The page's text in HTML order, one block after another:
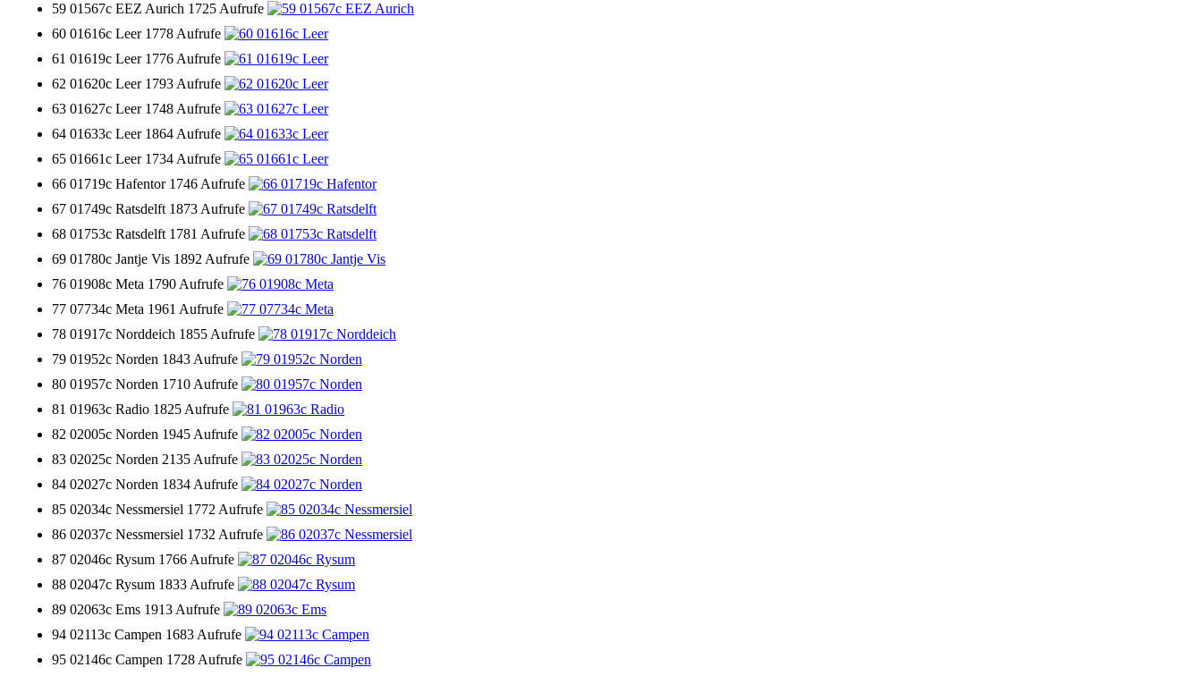
59 01567c EEZ Aurich 1725 Aufrufe
60 01616c Leer 1778 Aufrufe
61 01619c Leer 1776 Aufrufe
62 01620c Leer 1793 Aufrufe
63 01627c Leer 1748 Aufrufe
64 01633c Leer 1864 Aufrufe
65 01661c Leer 1734 Aufrufe
66 01719c Hafentor 1746 Aufrufe
67 01749c Ratsdelft 1873 Aufrufe
68 01753c Ratsdelft 1781 Aufrufe
69 01780c Jantje Vis 1892 Aufrufe
76 01908c Meta 1790 Aufrufe
77 07734c Meta 1961 Aufrufe
78 01917c Norddeich 1855 Aufrufe
79 01952c Norden 1843 Aufrufe
80 01957c Norden 1710 Aufrufe
81 01963c Radio 1825 Aufrufe
82 02005c Norden 1945 Aufrufe
83 02025c Norden 2135 Aufrufe
84 02027c Norden 1834 Aufrufe
85 02034c Nessmersiel 1772 Aufrufe
86 02037c Nessmersiel 1732 Aufrufe
87 02046c Rysum 1766 Aufrufe
88 02047c Rysum 1833 Aufrufe
89 02063c Ems 1913 Aufrufe
94 02113c Campen 1683 Aufrufe
95 02146c Campen 1728 Aufrufe